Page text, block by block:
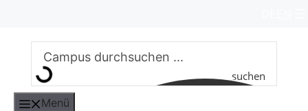
springen
suchen
Menü